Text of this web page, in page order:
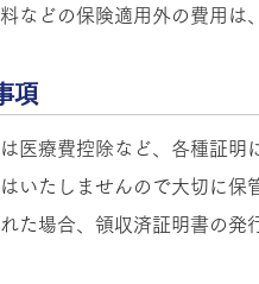
などの保険適用外の費用は
項
医療費控除など、各種証明
いたしませんので大切に保
た場合、領収済証明書の発